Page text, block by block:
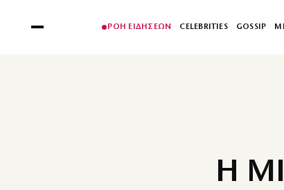
ΡΟΗ ΕΙΔΗΣΕΩΝ CELEBRITIES GOSSIP
Η